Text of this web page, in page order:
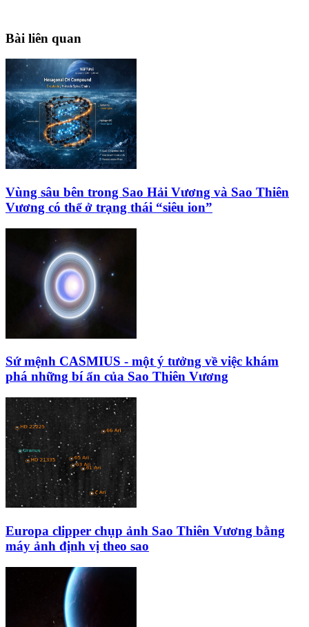
Bài liên quan
Vùng sâu bên trong Sao Hải Vương và Sao Thiên
Vương có thể ở trạng thái “siêu ion”
Sứ mệnh CASMIUS - một ý tưởng về việc khám
phá những bí ẩn của Sao Thiên Vương
Europa clipper chụp ảnh Sao Thiên Vương bằng
máy ảnh định vị theo sao